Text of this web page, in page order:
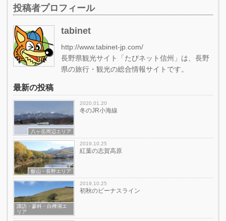
投稿者プロフィール
tabinet
http://www.tabinet-jp.com/
長野県観光サイト「たびネット信州」は、長野
県の旅行・観光の総合情報サイトです。
最新の投稿
八ヶ岳周辺エリア
2020.01.20
冬のJR小海線
飯山・長野エリア
2019.10.25
紅葉の志賀高原
諏訪・蓼科・白樺湖エ
リア
2019.10.25
初秋のビーナスライン